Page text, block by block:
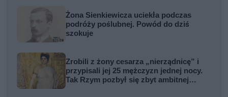
Żona Sienkiewicza uciekła podczas
podróży poślubnej. Powód do dziś
szokuje
Zrobili z żony cesarza „nierządnicę” i
przypisali jej 25 mężczyzn jednej nocy.
Tak Rzym pozbył się zbyt ambitnej